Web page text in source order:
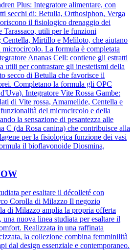
Plus: Integratore alimentare, con
secchi di: Betulla, Orthosiphon, Verga
il fisiologico drenaggio dei
utili per le funzioni
Centella, Mirtillo e Meliloto, che aiutano
La formula è completata
Ananas Cell: contiene gli estratti
utili per contrastare gli inestetismi della
secco di Betulla che favorisce il
Completano la formula gli OPC
Integratore Vite Rossa Gambe:
di Vite rossa, Amamelide, Centella e
del microcircolo e della
la sensazione di pesantezza alle
C (da Rosa canina) che contribuisce alla
per la fisiologica funzione dei vasi
il bioflavonoide Diosmina,
per esaltare il décolleté con
Corolla di Milazzo Il negozio
di Milazzo amplia la propria offerta
nuova linea studiata per esaltare il
Realizzata in una raffinata
la collezione combina femminilità
dal design essenziale e contemporaneo.